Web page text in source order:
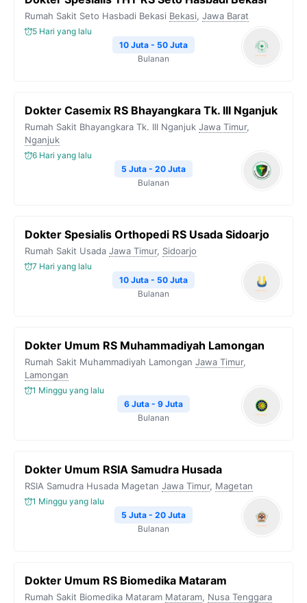
Rumah Sakit Seto Hasbadi Bekasi Bekasi, Jawa Barat
5 Hari yang lalu
10 Juta - 50 Juta
Bulanan
Dokter Casemix RS Bhayangkara Tk. III Nganjuk
Rumah Sakit Bhayangkara Tk. III Nganjuk Jawa Timur,
Nganjuk
6 Hari yang lalu
5 Juta - 20 Juta
Bulanan
Dokter Spesialis Orthopedi RS Usada Sidoarjo
Rumah Sakit Usada Jawa Timur, Sidoarjo
7 Hari yang lalu
10 Juta - 50 Juta
Bulanan
Dokter Umum RS Muhammadiyah Lamongan
Rumah Sakit Muhammadiyah Lamongan Jawa Timur,
Lamongan
1 Minggu yang lalu
6 Juta - 9 Juta
Bulanan
Dokter Umum RSIA Samudra Husada
RSIA Samudra Husada Magetan Jawa Timur, Magetan
1 Minggu yang lalu
5 Juta - 20 Juta
Bulanan
Dokter Umum RS Biomedika Mataram
Rumah Sakit Biomedika Mataram Mataram, Nusa Tenggara